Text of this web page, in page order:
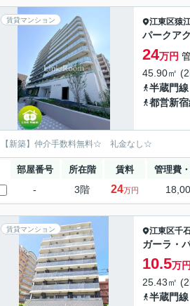
賃貸マンション 江東区猿
パークア
24万円
45.90㎡
半蔵門線
都営新
【新築】仲介手数料無料☆ 礼金なし☆
部屋番号 所在階 賃料 管理費
- 3階 24万円
賃貸マンション 江東区千
ガーラ・
10.5万円
25.43㎡
半蔵門線